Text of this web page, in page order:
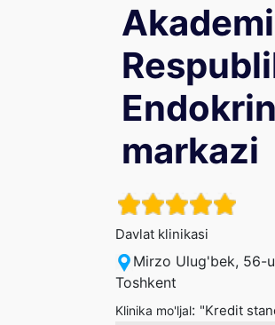
markazi
Davlat klinikasi
Mirzo Ulug'bek, 56-
Toshkent
Klinika mo'ljal: "Kredit